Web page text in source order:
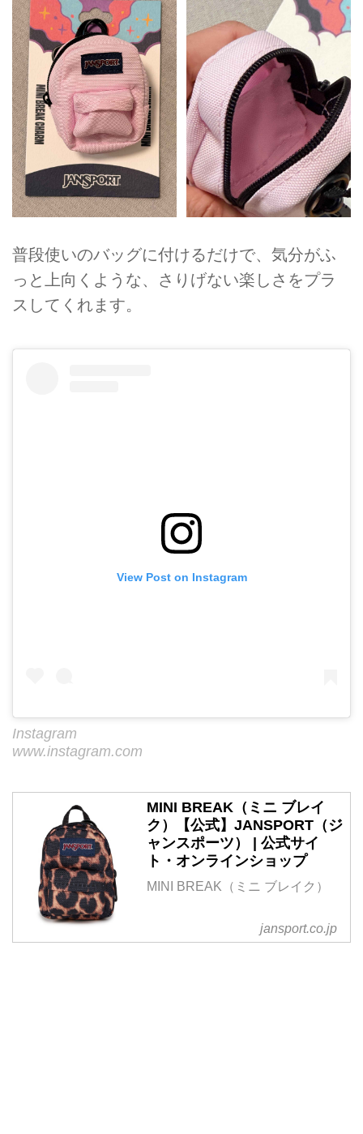
普段使いのバッグに付けるだけで、気分がふ
っと上向くような、さりげない楽しさをプラ
スしてくれます。
View Post on Instagram
Instagram
www.instagram.com
MINI BREAK（ミニ ブレイ
ク）【公式】JANSPORT（ジ
ャンスポーツ） | 公式サイ
ト・オンラインショップ
MINI BREAK（ミニ ブレイク）
jansport.co.jp